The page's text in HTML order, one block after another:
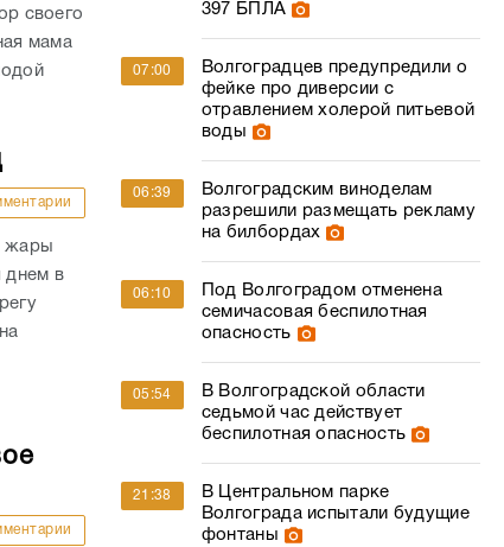
своего
мама
жары
днем в
397 БПЛА
07:00
Волгоградцев предупредили о
фейке про диверсии с
отравлением холерой питьевой
воды
06:39
Волгоградским виноделам
разрешили размещать рекламу
на билбордах
06:10
Под Волгоградом отменена
семичасовая беспилотная
опасность
05:54
В Волгоградской области
седьмой час действует
беспилотная опасность
21:38
В Центральном парке
Волгограда испытали будущие
фонтаны